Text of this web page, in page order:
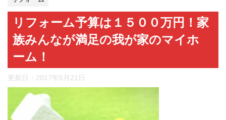
リフォーム予算は１５００万円！家
族みんなが満足の我が家のマイホ
ーム！
更新日： 2017年5月21日